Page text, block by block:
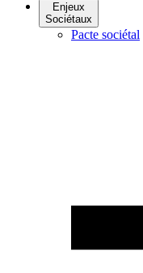
Enjeux
Sociétaux
Pacte sociétal